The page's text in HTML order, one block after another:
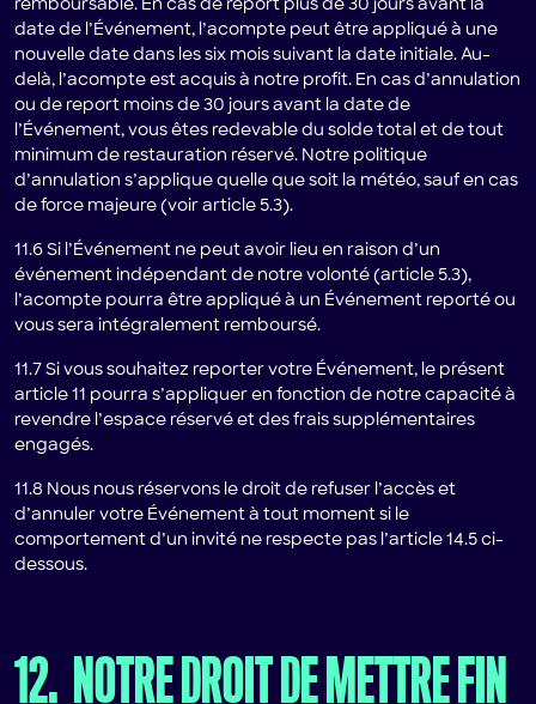
remboursable. En cas de report plus de 30 jours avant la
date de l’Événement, l’acompte peut être appliqué à une
nouvelle date dans les six mois suivant la date initiale. Au-
delà, l’acompte est acquis à notre profit. En cas d’annulation
ou de report moins de 30 jours avant la date de
l’Événement, vous êtes redevable du solde total et de tout
minimum de restauration réservé. Notre politique
d’annulation s’applique quelle que soit la météo, sauf en cas
de force majeure (voir article 5.3).
11.6 Si l’Événement ne peut avoir lieu en raison d’un
événement indépendant de notre volonté (article 5.3),
l’acompte pourra être appliqué à un Événement reporté ou
vous sera intégralement remboursé.
11.7 Si vous souhaitez reporter votre Événement, le présent
article 11 pourra s’appliquer en fonction de notre capacité à
revendre l’espace réservé et des frais supplémentaires
engagés.
11.8 Nous nous réservons le droit de refuser l’accès et
d’annuler votre Événement à tout moment si le
comportement d’un invité ne respecte pas l’article 14.5 ci-
dessous.
12. NOTRE DROIT DE METTRE FIN